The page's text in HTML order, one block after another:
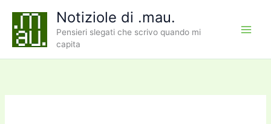
contenuto
Notiziole di .mau.
Pensieri slegati che scrivo quando mi
capita